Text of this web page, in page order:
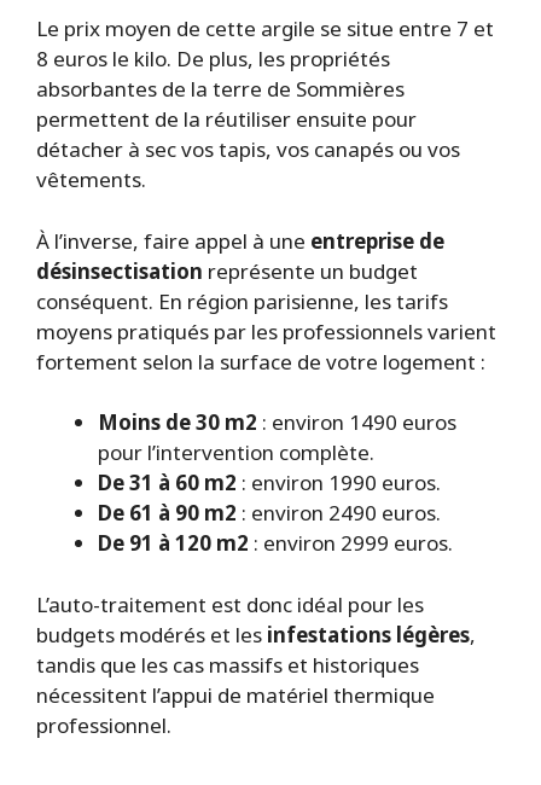
Le prix moyen de cette argile se situe entre 7 et
8 euros le kilo. De plus, les propriétés
absorbantes de la terre de Sommières
permettent de la réutiliser ensuite pour
détacher à sec vos tapis, vos canapés ou vos
vêtements.
À l’inverse, faire appel à une entreprise de
désinsectisation représente un budget
conséquent. En région parisienne, les tarifs
moyens pratiqués par les professionnels varient
fortement selon la surface de votre logement :
Moins de 30 m2 : environ 1490 euros
pour l’intervention complète.
De 31 à 60 m2 : environ 1990 euros.
De 61 à 90 m2 : environ 2490 euros.
De 91 à 120 m2 : environ 2999 euros.
L’auto-traitement est donc idéal pour les
budgets modérés et les infestations légères,
tandis que les cas massifs et historiques
nécessitent l’appui de matériel thermique
professionnel.